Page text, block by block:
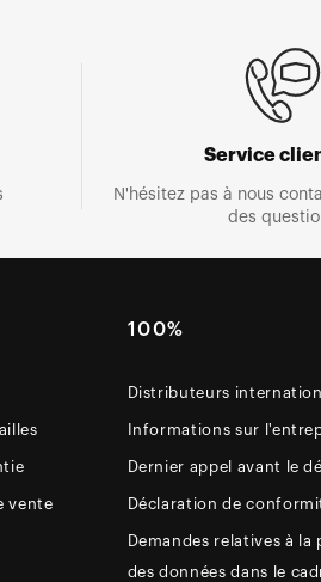
Service
N'hésitez pas à nous
des
vente
100%
Distributeurs
Informations sur
Dernier appel avant le
Déclaration de
Demandes relatives à
des données dans le